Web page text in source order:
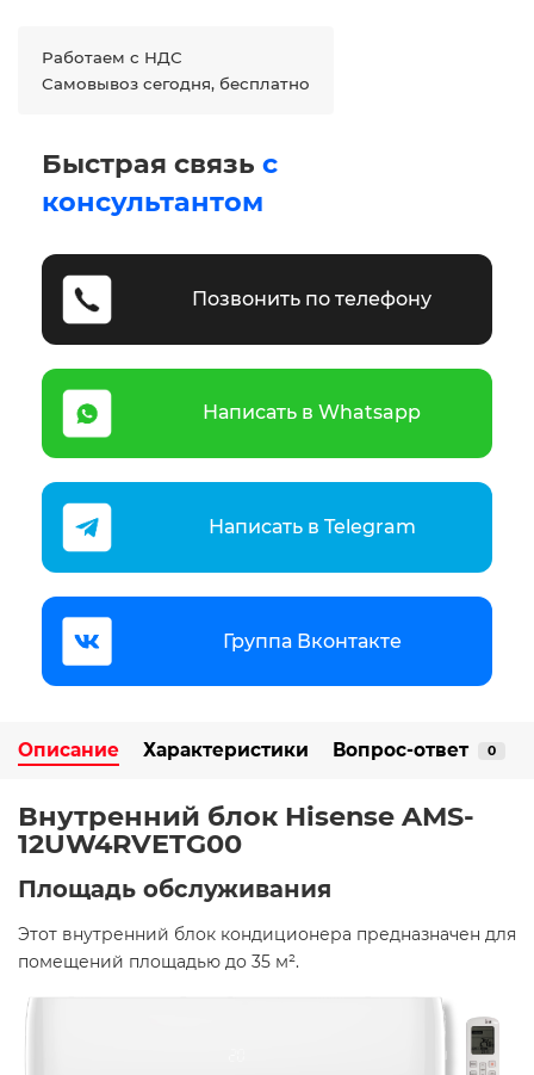
Работаем с НДС
Самовывоз сегодня, бесплатно
Быстрая связь с
консультантом
Позвонить по телефону
Написать в Whatsapp
Написать в Telegram
Группа Вконтакте
Описание Характеристики Вопрос-ответ 0
Внутренний блок Hisense AMS-
12UW4RVETG00
Площадь обслуживания
Этот внутренний блок кондиционера предназначен для
помещений площадью до 35 м². ​